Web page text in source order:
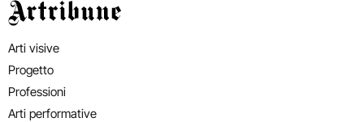
Artribune
Arti visive
Progetto
Professioni
Arti performative